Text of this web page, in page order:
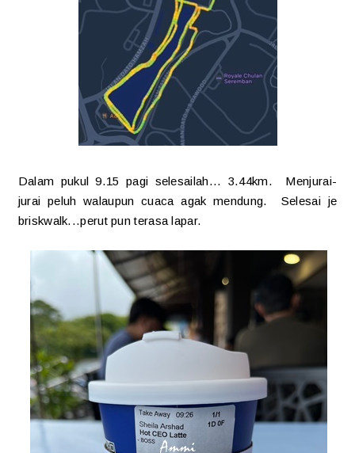
Dalam pukul 9.15 pagi selesailah... 3.44km. Menjurai-
jurai peluh walaupun cuaca agak mendung. Selesai je
briskwalk...perut pun terasa lapar.